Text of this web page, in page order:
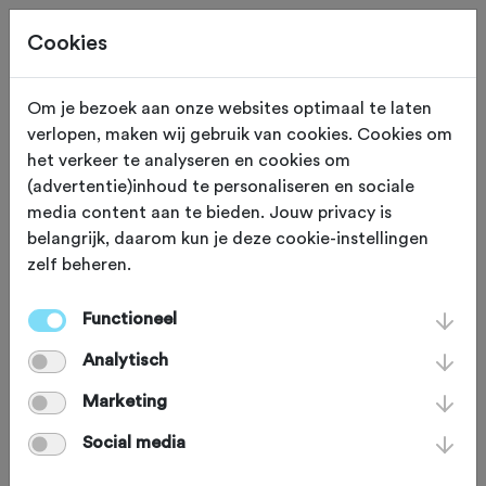
Beoordeling toevoegen voor:
Gave grindpaden over de heide -
64,0 km
Je beoordeling helpt andere sportieve fietsers op
weg. Bedankt!
Wat vond je van deze route?
Cookies
Om je bezoek aan onze websites optimaal te laten
verlopen, maken wij gebruik van cookies. Cookies om
het verkeer te analyseren en cookies om
(advertentie)inhoud te personaliseren en sociale
media content aan te bieden. Jouw privacy is
belangrijk, daarom kun je deze cookie-instellingen
zelf beheren.
Functioneel
Analytisch
Marketing
Social media